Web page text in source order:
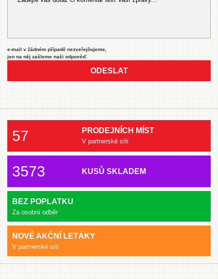
e-mail v žádném případě nezveřejňujeme,
jen na něj zašleme naši odpověď.
ODESLAT
57 PRODEJNÍCH MÍST
V partnerské síti
3573 KUSŮ SKLADEM
BEZ POPLATKU
Za osobní odběr
NOVÉ AKČNÍ LETÁKY
V partnerské síti